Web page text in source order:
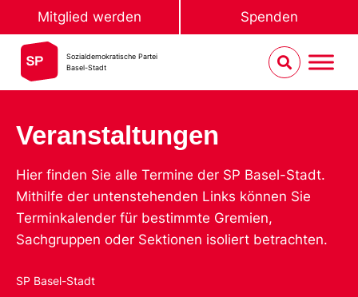
Mitglied werden Spenden
Sozialdemokratische Partei
Basel-Stadt
Veranstaltungen
Hier finden Sie alle Termine der SP Basel-Stadt.
Mithilfe der untenstehenden Links können Sie
Terminkalender für bestimmte Gremien,
Sachgruppen oder Sektionen isoliert betrachten.
SP Basel-Stadt